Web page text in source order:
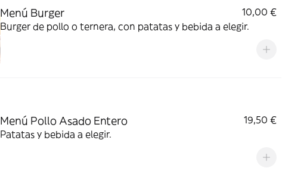
Menú Burger
10,00 €
Burger de pollo o ternera, con patatas y bebida a elegir.
Menú Pollo Asado Entero
19,50 €
Patatas y bebida a elegir.